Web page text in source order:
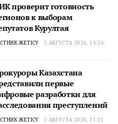
проверит готовность
к выборам
Курултая
ЖЕТІСУ 5 АВГУСТА 2026, 16:26
Казахстана
первые
разработки для
преступлений
ЖЕТІСУ 5 АВГУСТА 2026, 11:21